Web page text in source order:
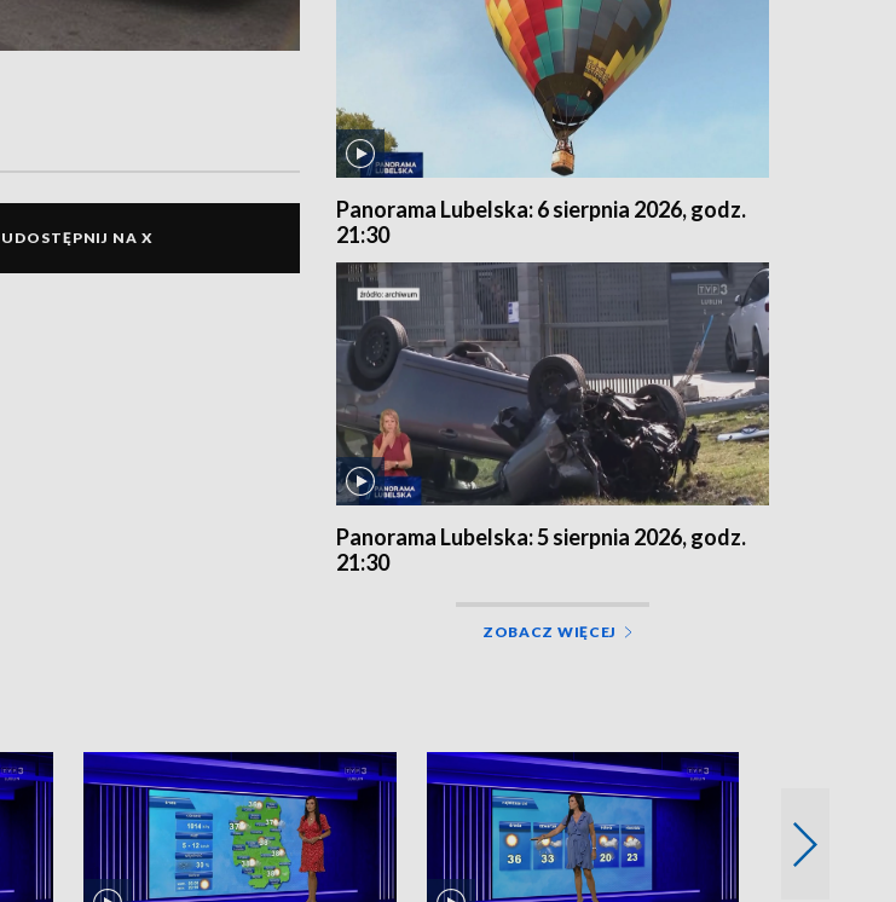
UDOSTĘPNIJ NA X
Panorama Lubelska: 6 sierpnia 2026, godz.
21:30
Panorama Lubelska: 5 sierpnia 2026, godz.
21:30
ZOBACZ WIĘCEJ